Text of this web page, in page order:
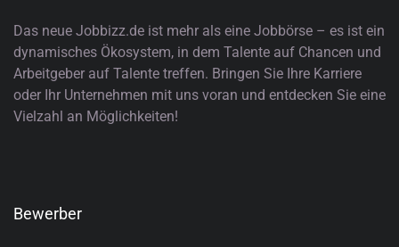
Das neue Jobbizz.de ist mehr als eine Jobbörse – es ist ein
dynamisches Ökosystem, in dem Talente auf Chancen und
Arbeitgeber auf Talente treffen. Bringen Sie Ihre Karriere
oder Ihr Unternehmen mit uns voran und entdecken Sie eine
Vielzahl an Möglichkeiten!
Bewerber